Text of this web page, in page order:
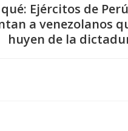
Ejércitos de
a venezolanos
huyen de la